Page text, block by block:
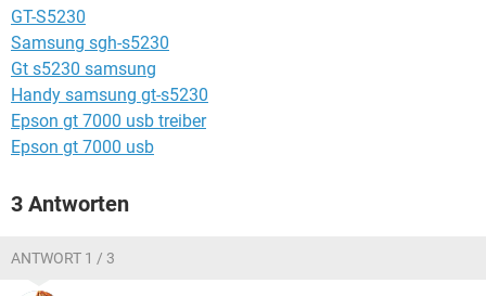
GT-S5230
Samsung sgh-s5230
Gt s5230 samsung
Handy samsung gt-s5230
Epson gt 7000 usb treiber
Epson gt 7000 usb
3 Antworten
ANTWORT 1 / 3